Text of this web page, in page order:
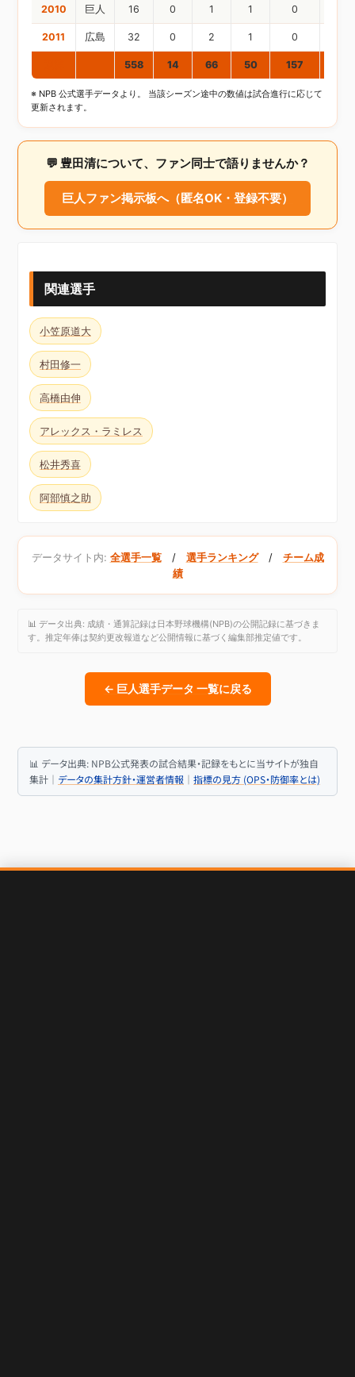
2010 巨人 16 0 1 1 0
2011 広島 32 0 2 1 0
558 14 66 50 157
※ NPB 公式選手データより。 当該シーズン途中の数値は試合進行に応じて
更新されます。
💬 豊田清について、ファン同士で語りませんか？
巨人ファン掲示板へ（匿名OK・登録不要）
関連選手
小笠原道大
村田修一
高橋由伸
アレックス・ラミレス
松井秀喜
阿部慎之助
データサイト内: 全選手一覧/ 選手ランキング/ チーム成
績
📊 データ出典: 成績・通算記録は日本野球機構(NPB)の公開記録に基づきま
す。推定年俸は契約更改報道など公開情報に基づく編集部推定値です。
← 巨人選手データ 一覧に戻る
📊 データ出典: NPB公式発表の試合結果・記録をもとに当サイトが独自
集計｜ データの集計方針・運営者情報 ｜ 指標の見方 (OPS・防御率とは)